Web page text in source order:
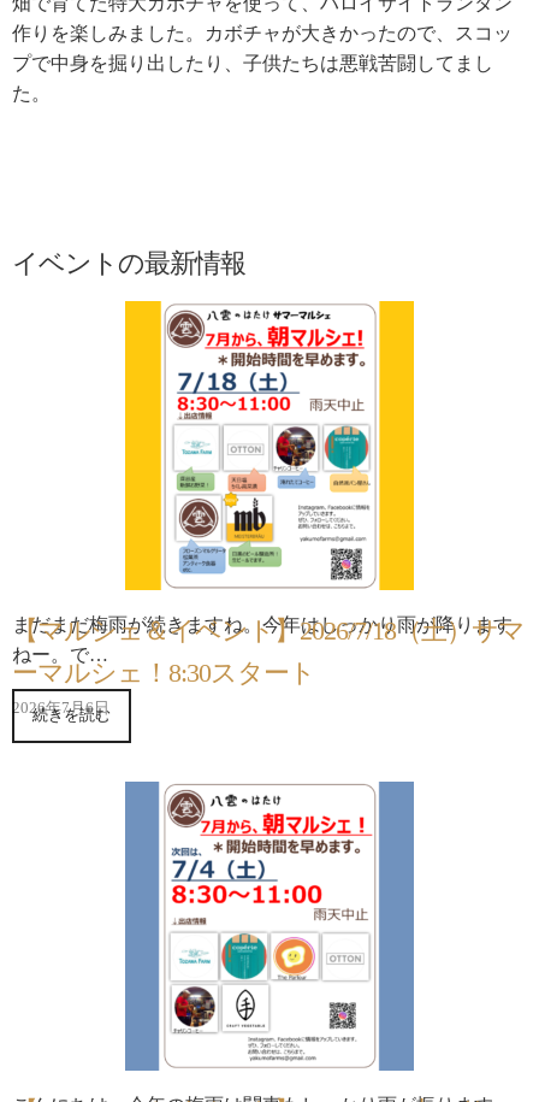
作りを楽しみました。カボチャが大きかったので、スコッ
プで中身を掘り出したり、子供たちは悪戦苦闘してまし
た。
イベントの最新情報
【マルシェ＆イベント】2026/7/18（土）サマ
ーマルシェ！8:30スタート
2026年7月6日
まだまだ梅雨が続きますね。今年はしっかり雨が降ります
ねー。で…
続きを読む